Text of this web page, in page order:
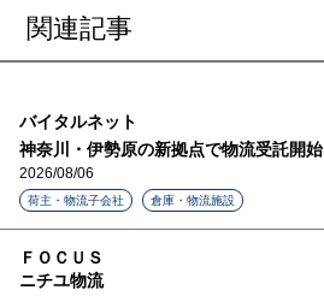
関連記事
バイタルネット
神奈川・伊勢原の新拠点で物流受託開始
2026/08/06
荷主・物流子会社 倉庫・物流施設
ＦＯＣＵＳ
ニチユ物流